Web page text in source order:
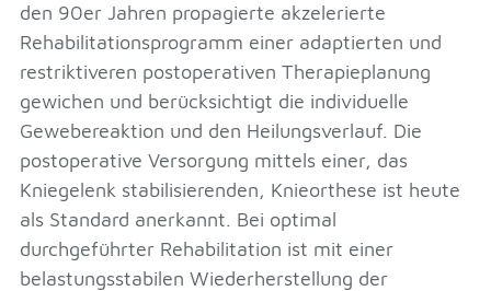
den 90er Jahren propagierte akzelerierte
Rehabilitationsprogramm einer adaptierten und
restriktiveren postoperativen Therapieplanung
gewichen und berücksichtigt die individuelle
Gewebereaktion und den Heilungsverlauf. Die
postoperative Versorgung mittels einer, das
Kniegelenk stabilisierenden, Knieorthese ist heute
als Standard anerkannt. Bei optimal
durchgeführter Rehabilitation ist mit einer
belastungsstabilen Wiederherstellung der